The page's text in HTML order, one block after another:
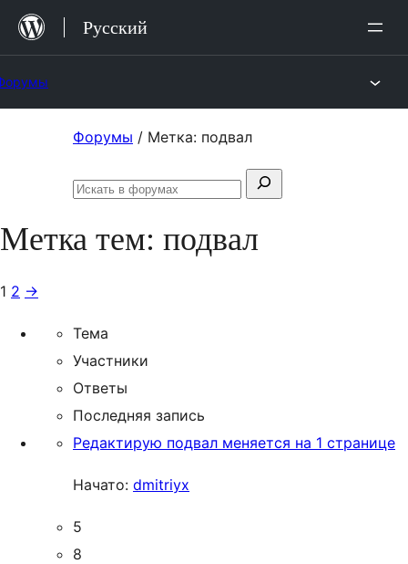
Перейти
Русский
содержимому
Форумы / Метка: подвал
Поиск:
Искать
Метка тем: подвал
1 2 →
Тема
Участники
Ответы
Последняя запись
Редактирую подвал меняется на 1 странице
Начато: dmitriyx
5
8